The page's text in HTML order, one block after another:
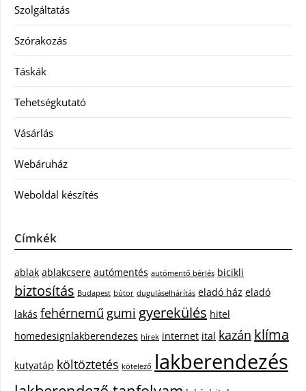
Szolgáltatás
Szórakozás
Táskák
Tehetségkutató
Vásárlás
Webáruház
Weboldal készítés
Címkék
ablak ablakcsere autómentés autómentő bérlés bicikli
biztosítás Budapest bútor duguláselhárítás eladó ház eladó
lakás fehérnemű gumi gyerekülés hitel
homedesignlakberendezes hírek internet ital kazán klíma
kutyatáp költöztetés kötelező lakberendezés